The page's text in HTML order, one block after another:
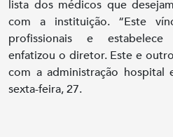
lista dos médicos que
com a instituição. “Este
profissionais e estabelece
enfatizou o diretor. Este e
com a administração hospital
sexta-feira, 27.